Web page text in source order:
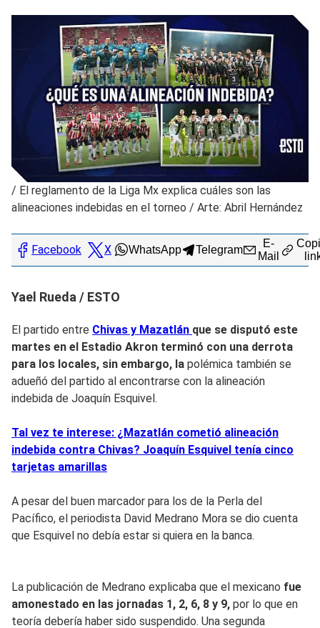
/ El reglamento de la Liga Mx explica cuáles son las
alineaciones indebidas en el torneo / Arte: Abril Hernández
Facebook X WhatsApp Telegram
E-
Mail
Yael Rueda / ESTO
El partido entre Chivas y Mazatlán que se disputó este
martes en el Estadio Akron terminó con una derrota
para los locales, sin embargo, la polémica también se
adueñó del partido al encontrarse con la alineación
indebida de Joaquín Esquivel.
Tal vez te interese: ¿Mazatlán cometió alineación
indebida contra Chivas? Joaquín Esquivel tenía cinco
tarjetas amarillas
A pesar del buen marcador para los de la Perla del
Pacífico, el periodista David Medrano Mora se dio cuenta
que Esquivel no debía estar si quiera en la banca.
La publicación de Medrano explicaba que el mexicano fue
amonestado en las jornadas 1, 2, 6, 8 y 9, por lo que en
teoría debería haber sido suspendido. Una segunda